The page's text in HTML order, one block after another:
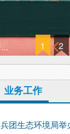
1 2
业务工作
兵团生态环境局